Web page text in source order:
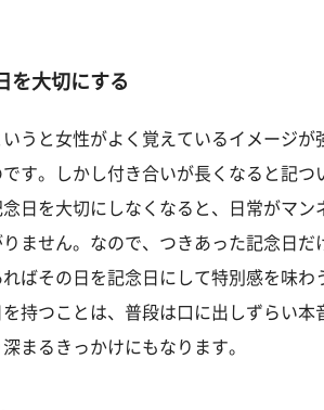
を大切にする
うと女性がよく覚えているイメージが
です。しかし付き合いが長くなると記
日を大切にしなくなると、日常がマ
ません。なので、つきあった記念日だ
ばその日を記念日にして特別感を味わ
を持つことは、普段は口に出しずらい
まるきっかけにもなります。